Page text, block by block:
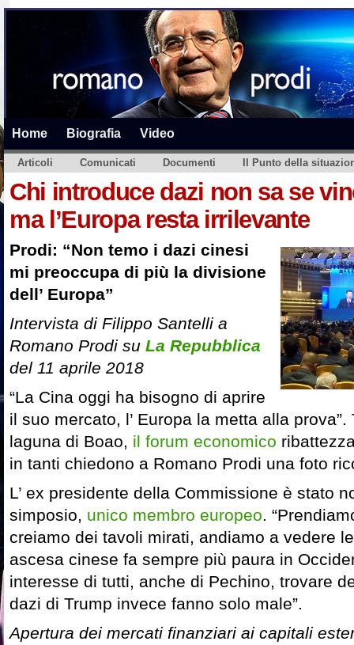
Home Biografia Video
Articoli Comunicati Documenti Il Punto della
Chi introduce dazi non sa se
ma l’Europa resta irrilevante
Prodi: “Non temo i dazi cinesi
mi preoccupa di più la divisione
dell’ Europa”
Intervista di Filippo Santelli a
Romano Prodi su La Repubblica
del 11 aprile 2018
“La Cina oggi ha bisogno di aprire
il suo mercato, l’ Europa la metta alla
laguna di Boao, il forum economico
in tanti chiedono a Romano Prodi una foto
L’ ex presidente della Commissione è stato
simposio, unico membro europeo.
creiamo dei tavoli mirati, andiamo a vedere le
ascesa cinese fa sempre più paura in
interesse di tutti, anche di Pechino, trovare
dazi di Trump invece fanno solo male”.
Apertura dei mercati finanziari ai capitali